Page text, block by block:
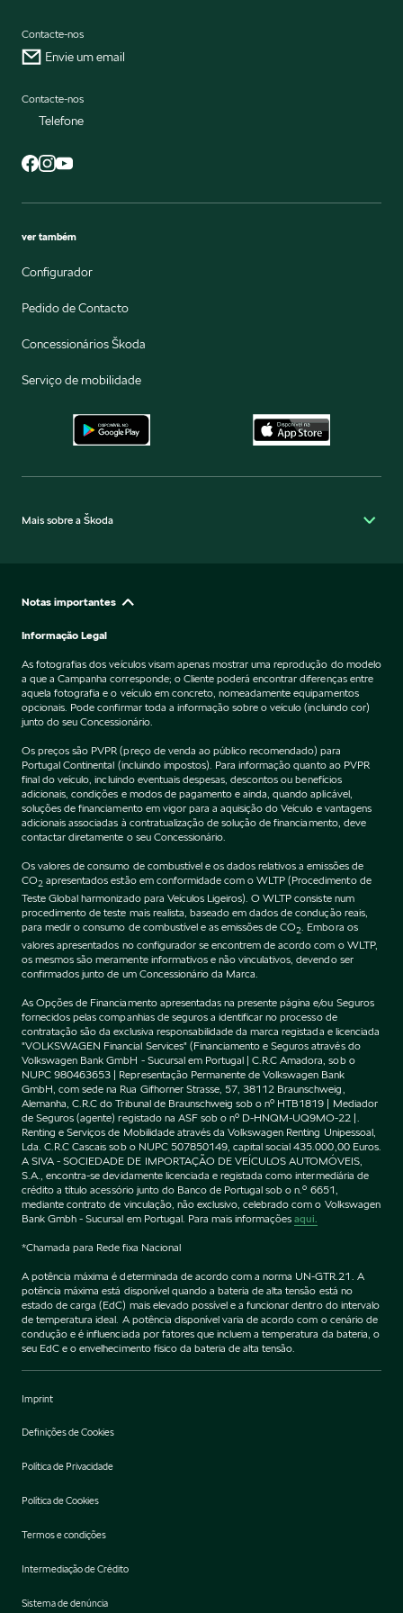
Contacte-nos
Envie um email
Contacte-nos
Telefone
ver também
Configurador
Pedido de Contacto
Concessionários Škoda
Serviço de mobilidade
Mais sobre a Škoda
Notas importantes
Informação Legal
As fotografias dos veículos visam apenas mostrar uma reprodução do modelo
a que a Campanha corresponde; o Cliente poderá encontrar diferenças entre
aquela fotografia e o veículo em concreto, nomeadamente equipamentos
opcionais. Pode confirmar toda a informação sobre o veículo (incluindo cor)
junto do seu Concessionário.
Os preços são PVPR (preço de venda ao público recomendado) para
Portugal Continental (incluindo impostos). Para informação quanto ao PVPR
final do veículo, incluindo eventuais despesas, descontos ou benefícios
adicionais, condições e modos de pagamento e ainda, quando aplicável,
soluções de financiamento em vigor para a aquisição do Veículo e vantagens
adicionais associadas à contratualização de solução de financiamento, deve
contactar diretamente o seu Concessionário.
Os valores de consumo de combustível e os dados relativos a emissões de
CO2 apresentados estão em conformidade com o WLTP (Procedimento de
Teste Global harmonizado para Veículos Ligeiros). O WLTP consiste num
procedimento de teste mais realista, baseado em dados de condução reais,
para medir o consumo de combustível e as emissões de CO2 . Embora os
valores apresentados no configurador se encontrem de acordo com o WLTP,
os mesmos são meramente informativos e não vinculativos, devendo ser
confirmados junto de um Concessionário da Marca.
As Opções de Financiamento apresentadas na presente página e/ou Seguros
fornecidos pelas companhias de seguros a identificar no processo de
contratação são da exclusiva responsabilidade da marca registada e licenciada
"VOLKSWAGEN Financial Services" (Financiamento e Seguros através do
Volkswagen Bank GmbH - Sucursal em Portugal | C.R.C Amadora, sob o
NUPC 980463653 | Representação Permanente de Volkswagen Bank
GmbH, com sede na Rua Gifhorner Strasse, 57, 38112 Braunschweig,
Alemanha, C.R.C do Tribunal de Braunschweig sob o nº HTB1819 | Mediador
de Seguros (agente) registado na ASF sob o nº D-HNQM-UQ9MO-22 |.
Renting e Serviços de Mobilidade através da Volkswagen Renting Unipessoal,
Lda. C.R.C Cascais sob o NUPC 507850149, capital social 435.000,00 Euros.
A SIVA - SOCIEDADE DE IMPORTAÇÃO DE VEÍCULOS AUTOMÓVEIS,
S.A., encontra-se devidamente licenciada e registada como intermediária de
crédito a título acessório junto do Banco de Portugal sob o n.º 6651,
mediante contrato de vinculação, não exclusivo, celebrado com o Volkswagen
Bank Gmbh - Sucursal em Portugal. Para mais informaçõesaqui.
*Chamada para Rede fixa Nacional
A potência máxima é determinada de acordo com a norma UN-GTR.21. A
potência máxima está disponível quando a bateria de alta tensão está no
estado de carga (EdC) mais elevado possível e a funcionar dentro do intervalo
de temperatura ideal. A potência disponível varia de acordo com o cenário de
condução e é influenciada por fatores que incluem a temperatura da bateria, o
seu EdC e o envelhecimento físico da bateria de alta tensão.
Imprint
Definições de Cookies
Política de Privacidade
Política de Cookies
Termos e condições
Intermediação de Crédito
Sistema de denúncia